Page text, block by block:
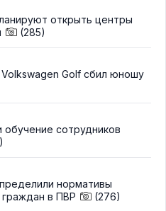
открыть центры
(285)
Golf сбил юношу
сотрудников
нормативы
в ПВР
(276)